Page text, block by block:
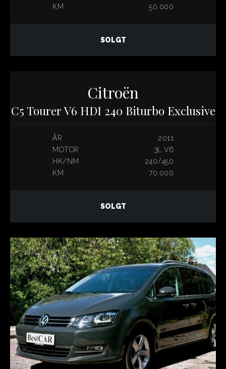
KM
50.000
SOLGT
Citroën
C5 Tourer V6 HDI 240 Biturbo Exclusive
ÅR
2011
MOTOR
3L V6
HK/NM
240/450
KM
70.000
SOLGT